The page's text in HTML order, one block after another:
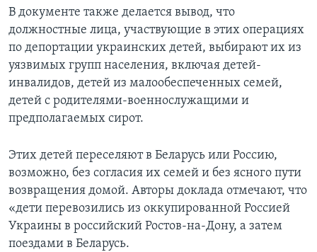
В документе также делается вывод, что
должностные лица, участвующие в этих операциях
по депортации украинских детей, выбирают их из
уязвимых групп населения, включая детей-
инвалидов, детей из малообеспеченных семей,
детей с родителями-военнослужащими и
предполагаемых сирот.
Этих детей переселяют в Беларусь или Россию,
возможно, без согласия их семей и без ясного пути
возвращения домой. Авторы доклада отмечают, что
«дети перевозились из оккупированной Россией
Украины в российский Ростов-на-Дону, а затем
поездами в Беларусь.